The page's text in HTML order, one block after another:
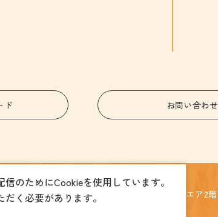
ド お問い合わせ
馬場通り4丁目1番1号 うつのみや表参道スクエア2階
のためにCookieを使用しています。
く必要があります。